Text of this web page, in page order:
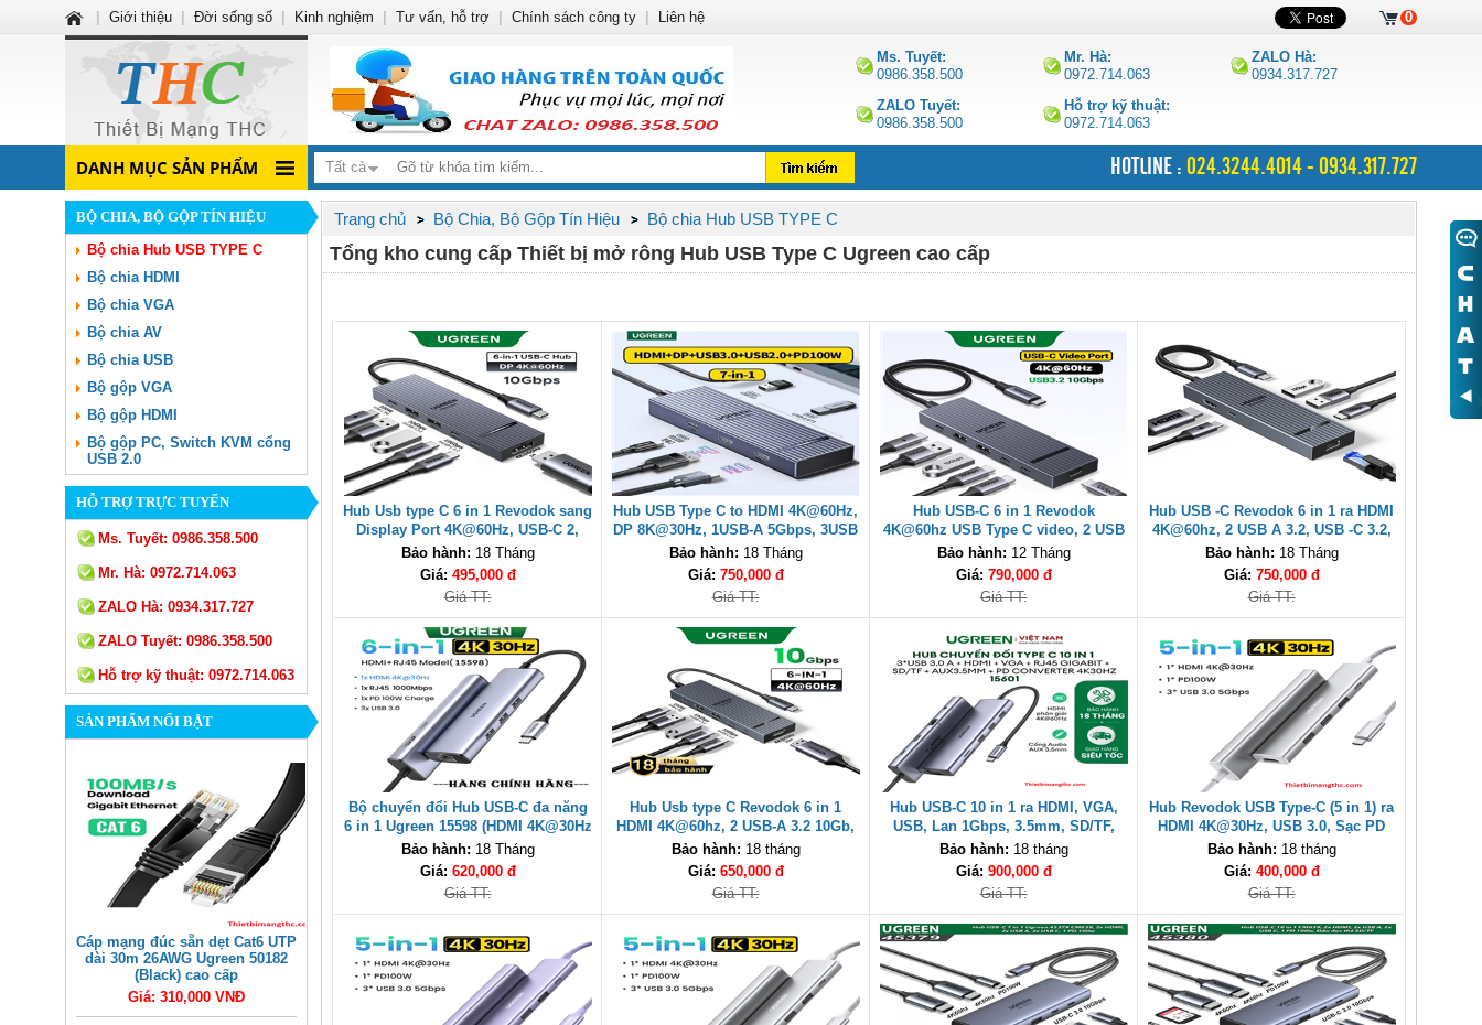
Ms. Tuyết:
0986.358.500
Mr. Hà:
0972.714.063
ZALO Hà:
0934.317.727
ZALO Tuyết:
0986.358.500
Hỗ trợ kỹ thuật:
0972.714.063
DANH MỤC SẢN PHẨM Tất cả HOTLINE : 024.3244.4014 - 0934.317.727
BỘ CHIA, BỘ GỘP TÍN HIỆU
Bộ chia Hub USB TYPE C
Bộ chia HDMI
Bộ chia VGA
Bộ chia AV
Bộ chia USB
Bộ gộp VGA
Bộ gộp HDMI
Bộ gộp PC, Switch KVM cổng
USB 2.0
HỖ TRỢ TRỰC TUYẾN
Ms. Tuyết: 0986.358.500
Mr. Hà: 0972.714.063
ZALO Hà: 0934.317.727
ZALO Tuyết: 0986.358.500
Hỗ trợ kỹ thuật: 0972.714.063
SẢN PHẨM NỔI BẬT
Cáp mạng đúc sẵn dẹt Cat6 UTP
dài 30m 26AWG Ugreen 50182
(Black) cao cấp
Giá: 310,000 VNĐ
Trang chủ Bộ Chia, Bộ Gộp Tín Hiệu Bộ chia Hub USB TYPE C
Tổng kho cung cấp Thiết bị mở rông Hub USB Type C Ugreen cao cấp
Hub Usb type C 6 in 1 Revodok sang
Display Port 4K@60Hz, USB-C 2,
USB -A 2, PD100W Ugreen 75244
Bảo hành: 18 Tháng
Giá: 495,000 đ
Giá TT:
Hub USB Type C to HDMI 4K@60Hz,
DP 8K@30Hz, 1USB-A 5Gbps, 3USB
A- 480Mbps, 1 PD100W Ugreen
55610
Bảo hành: 18 Tháng
Giá: 750,000 đ
Giá TT:
Hub USB-C 6 in 1 Revodok
4K@60hz USB Type C video, 2 USB
-A3.2, 2 USB -C 3.2, PD 100W
Ugreen 75775
Bảo hành: 12 Tháng
Giá: 790,000 đ
Giá TT:
Hub USB -C Revodok 6 in 1 ra HDMI
4K@60hz, 2 USB A 3.2, USB -C 3.2,
Pd100W Ugreen 45436 cao cấp
Bảo hành: 18 Tháng
Giá: 750,000 đ
Giá TT:
Bộ chuyển đổi Hub USB-C đa năng
6 in 1 Ugreen 15598 (HDMI 4K@30Hz
+ 3x USB 3.0 + Lan 1Gbps +
PD100W)
Bảo hành: 18 Tháng
Giá: 620,000 đ
Giá TT:
Hub Usb type C Revodok 6 in 1
HDMI 4K@60hz, 2 USB-A 3.2 10Gb,
2USB-C 3.2 10Gb, 1 PD100W Ugreen
45363
Bảo hành: 18 tháng
Giá: 650,000 đ
Giá TT:
Hub USB-C 10 in 1 ra HDMI, VGA,
USB, Lan 1Gbps, 3.5mm, SD/TF,
Sạc PD 100W Ugreen 15601 cao cấp
Bảo hành: 18 tháng
Giá: 900,000 đ
Giá TT:
Hub Revodok USB Type-C (5 in 1) ra
HDMI 4K@30Hz, USB 3.0, Sạc PD
100W Ugreen 35581 cao cấp
Bảo hành: 18 tháng
Giá: 400,000 đ
Giá TT:
0
Giới thiệu Đời sống số Kinh nghiệm Tư vấn, hỗ trợ Chính sách công ty Liên hệ